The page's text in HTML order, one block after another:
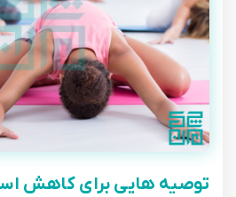
توصیه هایی برای کاهش